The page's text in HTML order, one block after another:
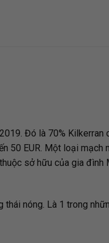
Đó là 70% Kilkerran
50 EUR. Một loại mạch
sở hữu của gia đình
thái nóng. Là 1 trong